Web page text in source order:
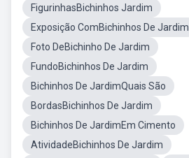
FigurinhasBichinhos Jardim
Exposição ComBichinhos De Jardim
Foto DeBichinho De Jardim
FundoBichinhos De Jardim
Bichinhos De JardimQuais São
BordasBichinhos De Jardim
Bichinhos De JardimEm Cimento
AtividadeBichinhos De Jardim